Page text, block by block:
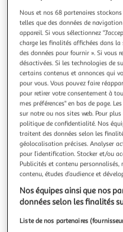
FIVE
Distributeur de savon
Informations Techniques :
Matière : Polystyrène
Distributeur de savon
En savoir +
Vendu par Paris Prix
Livr. ou retrait dès 3/
A partir de 7,99€
Plus d'options
Vendu parParis Prix
4,99€
Nous et nos 68 partenaires
telles que des données de
appareil. Si vous sélectionnez
charge les finalités affichées dans
des données pour fournir ». Si vous
désactivées. Si les technologies de
certains contenus et annonces qui
pour vous. Vous pouvez faire
pour retirer votre consentement à
mes préférences" en bas de page.
sur notre ou nos sites web. Pour
politique de confidentialité. Nos
traitent des données selon les
géolocalisation précises. Analyser
pour l’identification. Stocker et/ou
Publicités et contenu
contenu, études d’audience et
Nos équipes ainsi que nos
données selon les finalités
Liste de nos partenaires